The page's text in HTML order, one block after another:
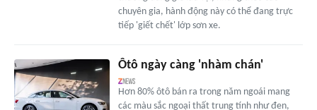
chuyên gia, hành động này có thể đang trực
tiếp 'giết chết' lớp sơn xe.
Ôtô ngày càng 'nhàm chán'
Hơn 80% ôtô bán ra trong năm ngoái mang
các màu sắc ngoại thất trung tính như đen,